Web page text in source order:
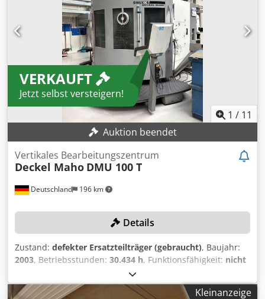
VERKAUFT
Jetzt selbst versteigern!
1 / 11
Auktion beendet
Deutschland 196 km
Vertikales Bearbeitungszentrum
Deckel Maho DMU 100 T
Details
Zustand: defekter Ersatzteilträger (gebraucht), Baujahr:
2003, Betriebsstunden: 30.434 h, Funktionsfähigkeit: nicht
, Maschinen-/Fahrzeugnummer:
000402 3, Verfahrweg X-Achse:1.060 mm, Verfahrweg Y-
Kleinanzeige